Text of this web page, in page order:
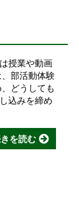
授業や動画
部活動体験
どうしても
込みを締め
を読む